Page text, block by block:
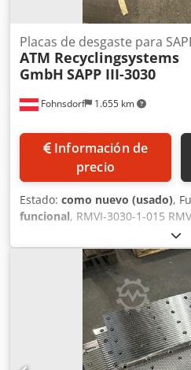
Fohnsdorf 1.655 km
Placas de desgaste para
ATM Recyclingsystems
GmbH SAPP III-3030
Información de
precio
Estado: como nuevo (usado),
funcional, RMVI-3030-1-015
013 Chedpfx Ahexy Imij Uja
011 MR-2002-4-27